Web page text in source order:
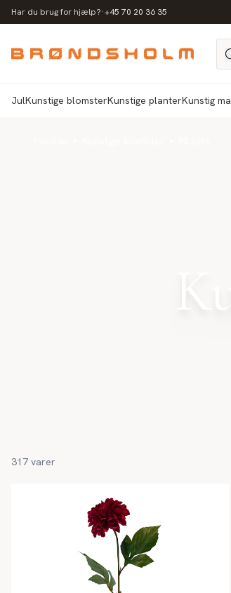
Har du brug for hjælp?·+45 70 20 36 35
JulKunstige blomsterKunstige planterKunstig
317 varer